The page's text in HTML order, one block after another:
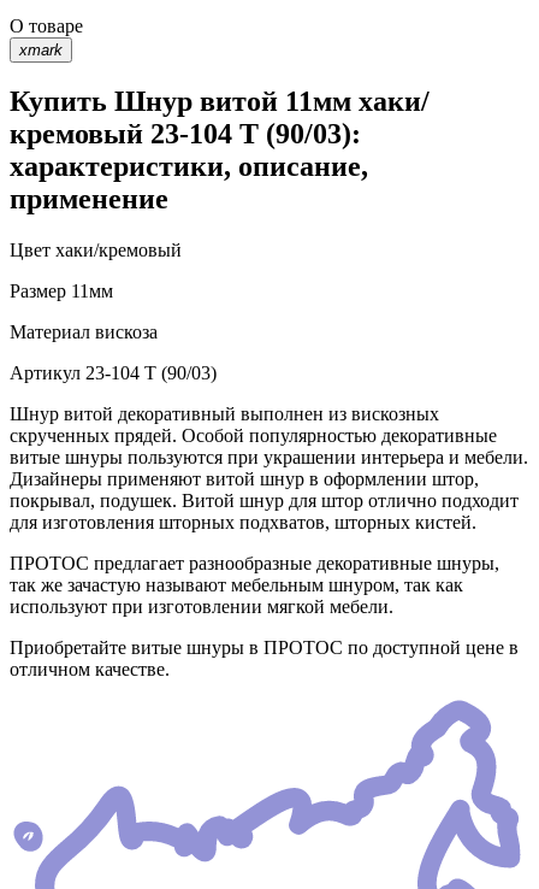
О товаре
xmark
Купить Шнур витой 11мм хаки/
кремовый 23-104 T (90/03):
характеристики, описание,
применение
Цвет хаки/кремовый
Размер 11мм
Материал вискоза
Артикул 23-104 T (90/03)
Шнур витой декоративный выполнен из вискозных
скрученных прядей. Особой популярностью декоративные
витые шнуры пользуются при украшении интерьера и мебели.
Дизайнеры применяют витой шнур в оформлении штор,
покрывал, подушек. Витой шнур для штор отлично подходит
для изготовления шторных подхватов, шторных кистей.
ПРОТОС предлагает разнообразные декоративные шнуры,
так же зачастую называют мебельным шнуром, так как
используют при изготовлении мягкой мебели.
Приобретайте витые шнуры в ПРОТОС по доступной цене в
отличном качестве.